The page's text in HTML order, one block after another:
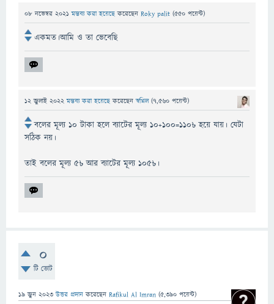
08 নভেম্বর 2021 মন্তব্য করা হয়েছেকরেছেন Roky palit (550 পয়েন্ট)
একমত।আমি ও তা ভেবেছি
12 জুলাই 2022 মন্তব্য করা হয়েছেকরেছেনস্বপ্নিল (7,560 পয়েন্ট)
বলের মূল্য ১০ টাকা হলে ব্যাটের মূল্য ১০+১০০=১১০৳ হয়ে যায়। যেটা
সঠিক নয়।
তাই বলের মূল্য ৫৳ আর ব্যাটের মূল্য ১০৫৳।
0
টি ভোট
19 জুন 2023 উত্তর প্রদান করেছেন Rafikul Al Imran (5,390 পয়েন্ট)